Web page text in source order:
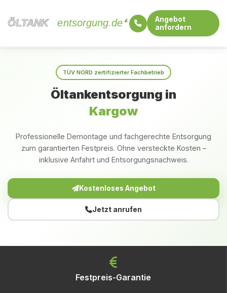
ÖLTANK
ÖLTANK entsorgung.de
Angebot
anfordern
TÜV NORD zertifizierter Fachbetrieb
Öltankentsorgung in
Kargow
Professionelle Demontage und fachgerechte Entsorgung
zum garantierten Festpreis. Ohne versteckte Kosten –
inklusive Anfahrt und Entsorgungsnachweis.
Kostenloses Angebot
Jetzt anrufen
Festpreis-Garantie